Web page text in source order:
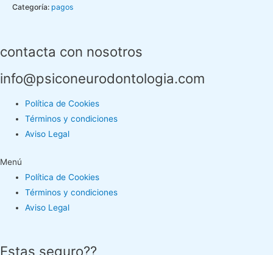
Categoría: pagos
contacta con nosotros
info@psiconeurodontologia.com
Política de Cookies
Términos y condiciones
Aviso Legal
Menú
Política de Cookies
Términos y condiciones
Aviso Legal
Estas seguro??